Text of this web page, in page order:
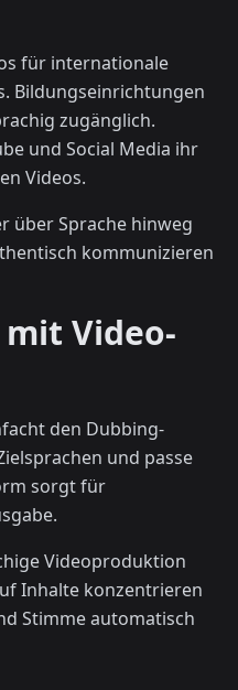
für internationale
Bildungseinrichtungen
zugänglich.
und Social Media ihr
Videos.
über Sprache hinweg
kommunizieren
Video-
den Dubbing-
und passe
sorgt für
Videoproduktion
Inhalte konzentrieren
Stimme automatisch